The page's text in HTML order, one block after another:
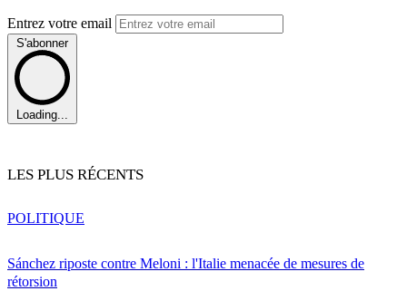
Entrez votre email
S'abonner
Loading...
LES PLUS RÉCENTS
Sánchez riposte contre Meloni : l'Italie menacée de mesures de
rétorsion
POLITIQUE